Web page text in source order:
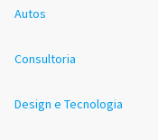
Autos
Consultoria
Design e Tecnologia